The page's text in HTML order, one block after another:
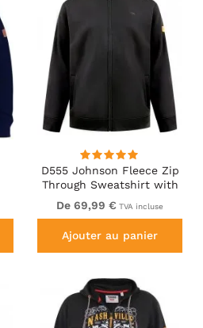
D555 Johnson Fleece Zip
Through Sweatshirt with
Chest Embroidery
De 69,99 € TVA incluse
Ajouter au panier